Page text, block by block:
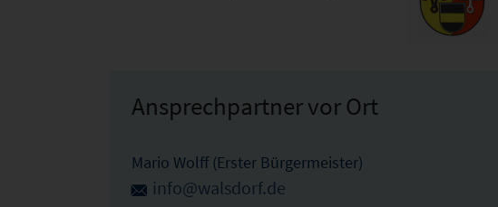
Ansprechpartner vor Ort
Mario Wolff (Erster Bürgermeister)
info@walsdorf.de